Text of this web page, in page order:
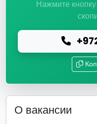
Нажмите
О вакансии